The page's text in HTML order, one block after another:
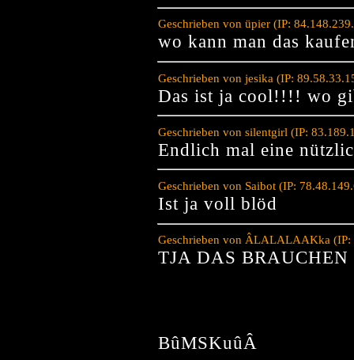
Geschrieben von üpier (IP:
wo kann man das
Geschrieben von jesika (IP:
Das ist ja cool!!!! wo
Geschrieben von silentgirl (IP:
Endlich mal eine
Geschrieben von Saibot (IP:
Ist ja voll blöd
Geschrieben von ÂLALALAAKka (IP:
TJA DAS
BûMSKuûÂ